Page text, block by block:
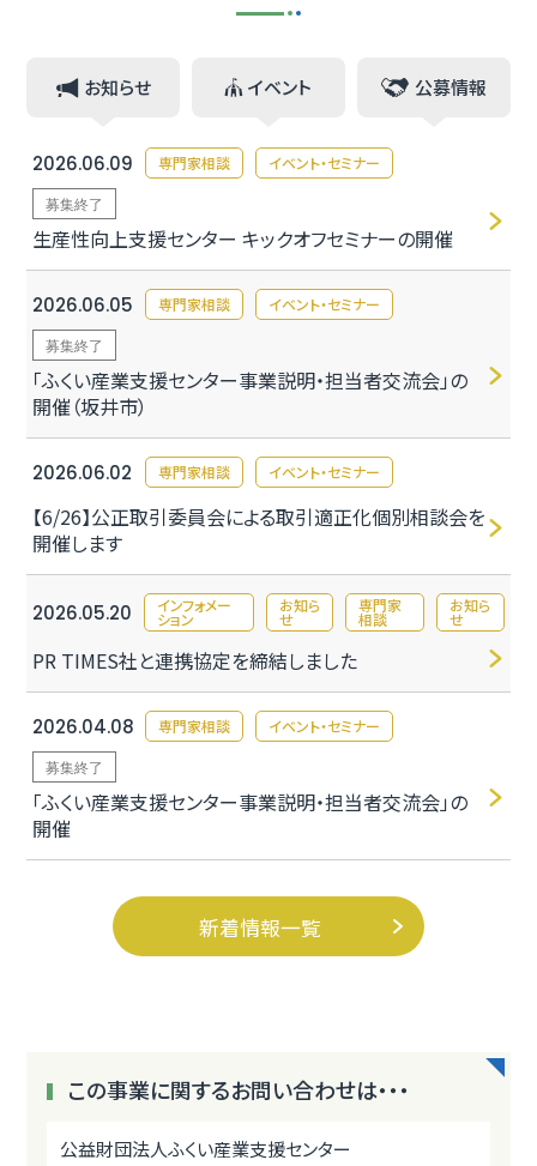
お知らせ イベント 公募情報
2026.06.09 専門家相談 イベント・セミナー
募集終了
生産性向上支援センター キックオフセミナーの開催
2026.06.05 専門家相談 イベント・セミナー
募集終了
「ふくい産業支援センター事業説明・担当者交流会」の
開催（坂井市）
2026.06.02 専門家相談 イベント・セミナー
【6/26】公正取引委員会による取引適正化個別相談会を
開催します
2026.05.20 インフォメー
ション
お知ら
せ
専門家
相談
お知ら
せ
PR TIMES社と連携協定を締結しました
2026.04.08 専門家相談 イベント・セミナー
募集終了
「ふくい産業支援センター事業説明・担当者交流会」の
開催
新着情報一覧
この事業に関するお問い合わせは・・・
公益財団法人ふくい産業支援センター